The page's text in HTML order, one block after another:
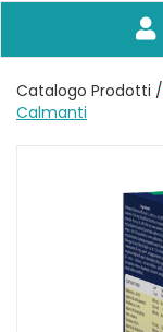
Catalogo Prodotti /
Calmanti